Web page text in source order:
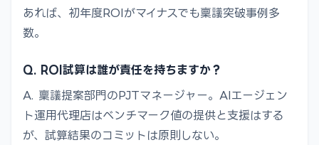
あれば、初年度ROIがマイナスでも稟議突破事例多
数。
Q. ROI試算は誰が責任を持ちますか？
A. 稟議提案部門のPJTマネージャー。AIエージェン
ト運用代理店はベンチマーク値の提供と支援はする
が、試算結果のコミットは原則しない。